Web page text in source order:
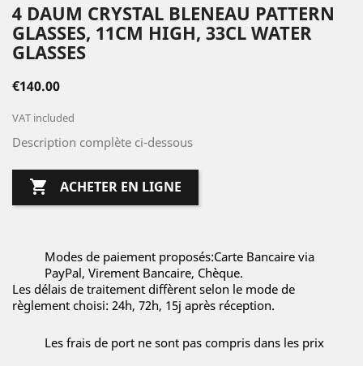
4 DAUM CRYSTAL BLENEAU PATTERN
GLASSES, 11CM HIGH, 33CL WATER
GLASSES
€140.00
VAT included
Description complète ci-dessous
 ACHETER EN LIGNE
Modes de paiement proposés:Carte Bancaire via
PayPal, Virement Bancaire, Chèque.
Les délais de traitement diffèrent selon le mode de
règlement choisi: 24h, 72h, 15j après réception.
Les frais de port ne sont pas compris dans les prix